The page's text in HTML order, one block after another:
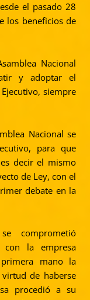
el pasado 28
los beneficios de
Nacional
y adoptar el
siempre
Nacional se
para que
decir el mismo
de Ley, con el
debate en la
comprometió
con la empresa
mano la
de haberse
procedió a su